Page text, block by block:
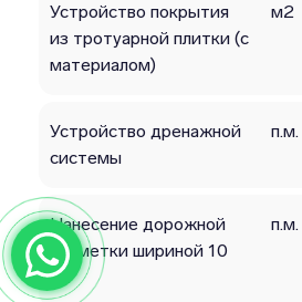
Устройство покрытия
из тротуарной плитки (с
материалом)
м2
Устройство дренажной
системы
п.м.
Нанесение дорожной
разметки шириной 10
см
п.м.